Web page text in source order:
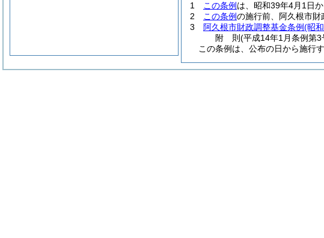
1
この条例 は、昭和39年4月1日か
2
この条例の施行前、阿久根市財
3
阿久根市財政調整基金条例(昭
附 則(平成14年1月条例第3
この条例は、公布の日から施行す